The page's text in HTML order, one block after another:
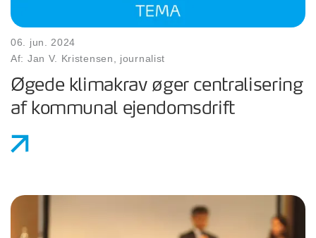
06. jun. 2024
Af: Jan V. Kristensen, journalist
Øgede klimakrav øger centralisering
af kommunal ejendomsdrift